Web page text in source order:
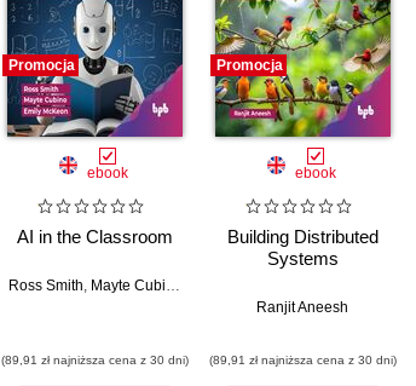
Promocja
ebook
AI in the Classroom
Ross Smith, Mayte Cubino
(89,91 zł najniższa cena z 30 dni)
Promocja
ebook
Building Distributed
Systems
Ranjit Aneesh
(89,91 zł najniższa cena z 30 dni)